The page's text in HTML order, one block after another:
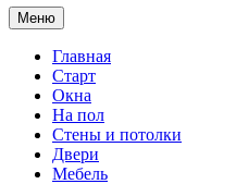
Меню
Главная
Старт
Окна
На пол
Стены и потолки
Двери
Мебель